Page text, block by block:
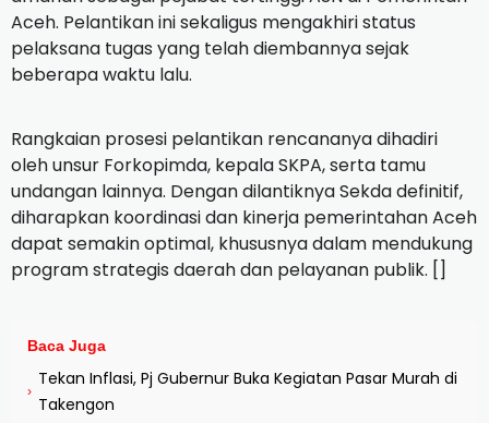
Aceh. Pelantikan ini sekaligus mengakhiri status
pelaksana tugas yang telah diembannya sejak
beberapa waktu lalu.
Rangkaian prosesi pelantikan rencananya dihadiri
oleh unsur Forkopimda, kepala SKPA, serta tamu
undangan lainnya. Dengan dilantiknya Sekda definitif,
diharapkan koordinasi dan kinerja pemerintahan Aceh
dapat semakin optimal, khususnya dalam mendukung
program strategis daerah dan pelayanan publik. []
Baca Juga
›
Tekan Inflasi, Pj Gubernur Buka Kegiatan Pasar Murah di
Takengon